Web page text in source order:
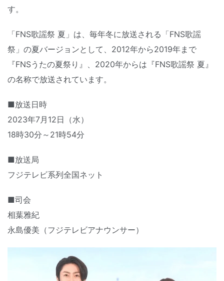
す。
「FNS歌謡祭 夏」は、毎年冬に放送される「FNS歌謡
祭」の夏バージョンとして、2012年から2019年まで
『FNSうたの夏祭り』、2020年からは『FNS歌謡祭 夏』
の名称で放送されています。
■放送日時
2023年7月12日（水）
18時30分～21時54分
■放送局
フジテレビ系列全国ネット
■司会
相葉雅紀
永島優美（フジテレビアナウンサー）